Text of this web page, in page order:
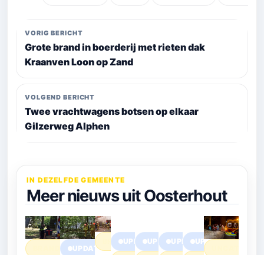
VORIG BERICHT
Grote brand in boerderij met rieten dak
Kraanven Loon op Zand
VOLGEND BERICHT
Twee vrachtwagens botsen op elkaar
Gilzerweg Alphen
IN DEZELFDE GEMEENTE
Meer nieuws uit Oosterhout
BRAND UPDATE
BRANDUPDATEUPDATEUPDATEUPDATE